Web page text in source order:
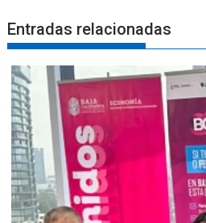
Entradas relacionadas